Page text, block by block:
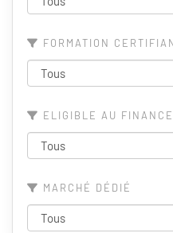
FORMATION
ELIGIBLE AU
MARCHÉ DÉDIÉ